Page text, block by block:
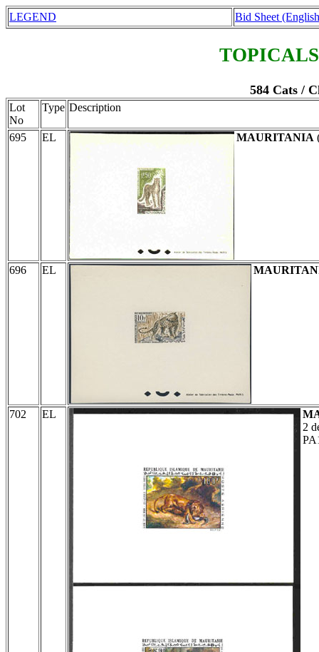
LEGEND Bid Sheet
584 Cats /
Lot
No
Type Description
695 EL MAURITANIA
696 EL
702 EL
2